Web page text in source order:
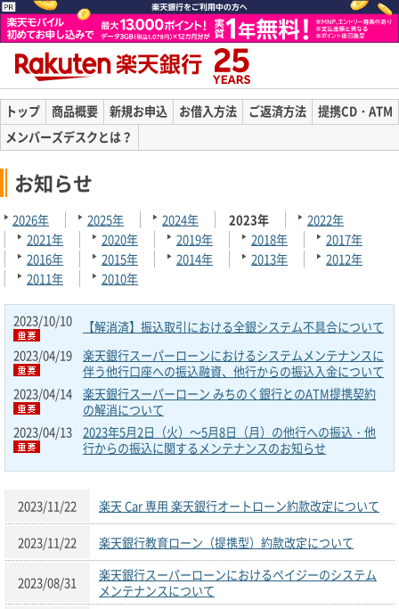
トップ 商品概要 新規お申込 お借入方法 ご返済方法
提携CD・ATM
メンバーズデスクとは？
お知らせ
2026年 2025年 2024年 2023年
2022年
2021年
2020年 2019年 2018年
2017年
2016年
2015年 2014年 2013年
2012年
2011年
2010年
2023/10/10
【解消済】振込取引における全銀システム不具合について
2023/04/19
楽天銀行スーパーローンにおけるシステムメンテナンスに
伴う他行口座への振込融資、他行からの振込入金について
2023/04/14
楽天銀行スーパーローン みちのく銀行とのATM提携契約
の解消について
2023/04/13
2023年5月2日（火）～5月8日（月）の他行への振込・他
行からの振込に関するメンテナンスのお知らせ
2023/11/22 楽天 Car 専用 楽天銀行オートローン約款改定について
2023/11/22 楽天銀行教育ローン（提携型）約款改定について
2023/08/31
楽天銀行スーパーローンにおけるペイジーのシステム
メンテナンスについて